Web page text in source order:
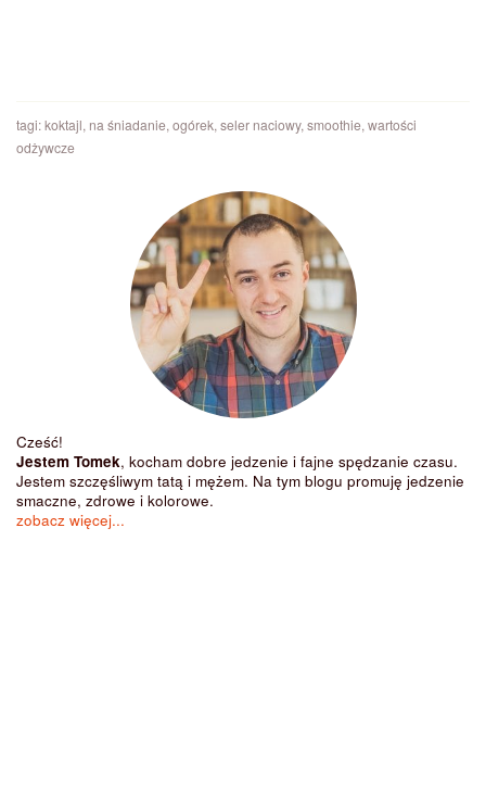
tagi:koktajl, na śniadanie, ogórek, seler naciowy, smoothie, wartości
odżywcze
Cześć!
Jestem Tomek, kocham dobre jedzenie i fajne spędzanie czasu.
Jestem szczęśliwym tatą i mężem. Na tym blogu promuję jedzenie
smaczne, zdrowe i kolorowe.
zobacz więcej...